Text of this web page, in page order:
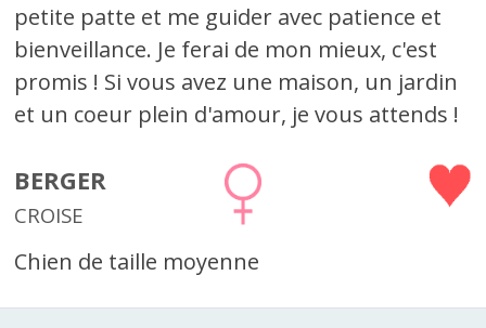
petite patte et me guider avec patience et
bienveillance. Je ferai de mon mieux, c'est
promis ! Si vous avez une maison, un jardin
et un coeur plein d'amour, je vous attends !
BERGER
CROISE
Chien de taille moyenne